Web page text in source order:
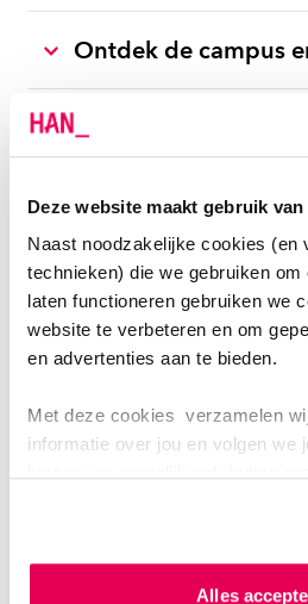
Deze website maakt gebruik
Naast noodzakelijke cookies (en
technieken) die we gebruiken
laten functioneren gebruiken we
website te verbeteren en om
en advertenties aan te bieden.
Met deze cookies verzamelen
informatie over jou en volgen we
website en communicatie aan
van jouw internetgedrag.
Alles
Ontdek de campus
Meld je aan bij de
TOELATINGSEISEN
Havo
Vwo